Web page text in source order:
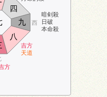
暗剣殺
日破
本命殺
方
吉方
天道
西
四
八
九